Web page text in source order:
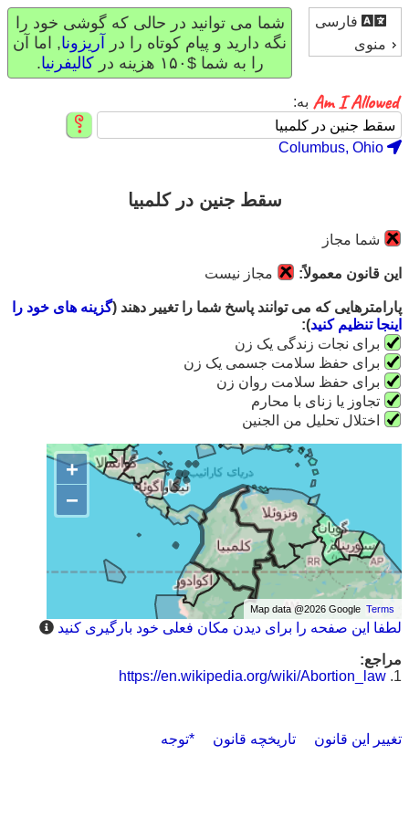
فارسی
منوی
شما می توانید در حالی که گوشی خود را
نگه دارید و پیام کوتاه را در
آریزونا, اما آن
را به شما $۱۵۰ هزینه در
کالیفرنیا.
به:
Columbus, Ohio
سقط جنین در کلمبیا
شما مجاز
این قانون معمولاً: مجاز نیست
پارامترهایی که می توانند پاسخ شما را تغییر دهند (گزینه های خود را
اینجا تنظیم کنید):
برای نجات زندگی یک زن
برای حفظ سلامت جسمی یک زن
برای حفظ سلامت روان زن
تجاوز یا زنای با محارم
اختلال تحليل من الجنين
+
−
Map data @2026 GoogleTerms
لطفا این صفحه را برای دیدن مکان فعلی خود بارگیری کنید
مراجع:
1.
https://en.wikipedia.org/wiki/Abortion_law
تغییر این قانون تاریخچه قانون *توجه